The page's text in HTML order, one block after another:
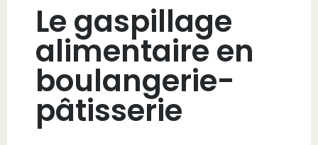
Le gaspillage
alimentaire en
boulangerie-
pâtisserie